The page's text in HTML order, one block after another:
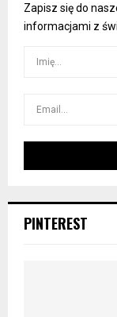
Zapisz się do
informacjami z
PINTEREST